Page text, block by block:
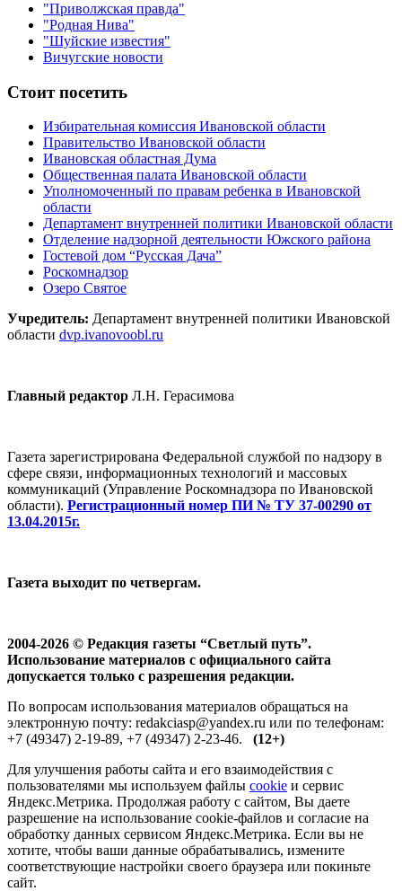
"Приволжская правда"
"Родная Нива"
"Шуйские известия"
Вичугские новости
Стоит посетить
Избирательная комиссия Ивановской области
Правительство Ивановской области
Ивановская областная Дума
Общественная палата Ивановской области
Уполномоченный по правам ребенка в Ивановской
области
Департамент внутренней политики Ивановской области
Отделение надзорной деятельности Южского района
Гостевой дом “Русская Дача”
Роскомнадзор
Озеро Святое
Учредитель: Департамент внутренней политики Ивановской
области dvp.ivanovoobl.ru
Главный редактор Л.Н. Герасимова
Газета зарегистрирована Федеральной службой по надзору в
сфере связи, информационных технологий и массовых
коммуникаций (Управление Роскомнадзора по Ивановской
области). Регистрационный номер ПИ № ТУ 37-00290 от
13.04.2015г.
Газета выходит по четвергам.
2004-2026 © Редакция газеты “Светлый путь”.
Использование материалов с официального сайта
допускается только с разрешения редакции.
По вопросам использования материалов обращаться на
электронную почту: redakciasp@yandex.ru или по телефонам:
+7 (49347) 2-19-89, +7 (49347) 2-23-46. (12+)
Для улучшения работы сайта и его взаимодействия с
пользователями мы используем файлы cookie и сервис
Яндекс.Метрика. Продолжая работу с сайтом, Вы даете
разрешение на использование cookie-файлов и согласие на
обработку данных сервисом Яндекс.Метрика. Если вы не
хотите, чтобы ваши данные обрабатывались, измените
соответствующие настройки своего браузера или покиньте
сайт.